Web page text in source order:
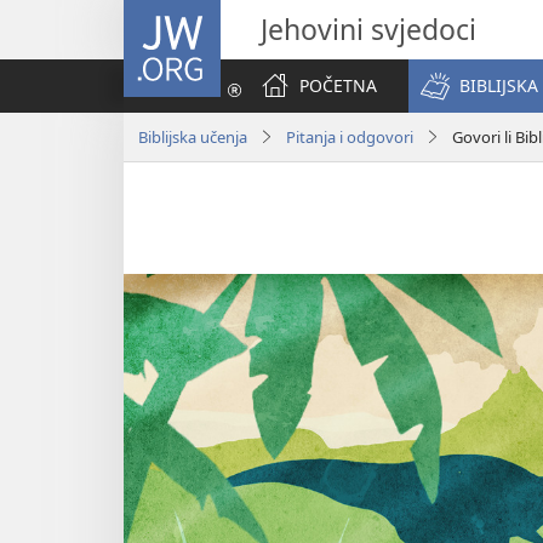
JW.ORG Jehovini svjedoci
POČETNA
BIBLIJSKA
Biblijska učenja Pitanja i odgovori Govori li